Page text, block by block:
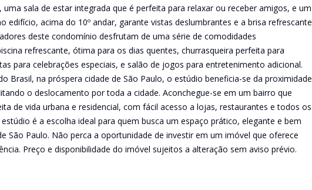
sala de estar integrada que é perfeita para relaxar ou receber amigos, e um
edifício, acima do 10º andar, garante vistas deslumbrantes e a brisa refrescante
deste condomínio desfrutam de uma série de comodidades
refrescante, ótima para os dias quentes, churrasqueira perfeita para
para celebrações especiais, e salão de jogos para entretenimento adicional.
Brasil, na próspera cidade de São Paulo, o estúdio beneficia-se da proximidade
o deslocamento por toda a cidade. Aconchegue-se em um bairro que
de vida urbana e residencial, com fácil acesso a lojas, restaurantes e todos os
é a escolha ideal para quem busca um espaço prático, elegante e bem
São Paulo. Não perca a oportunidade de investir em um imóvel que oferece
Preço e disponibilidade do imóvel sujeitos a alteração sem aviso prévio.